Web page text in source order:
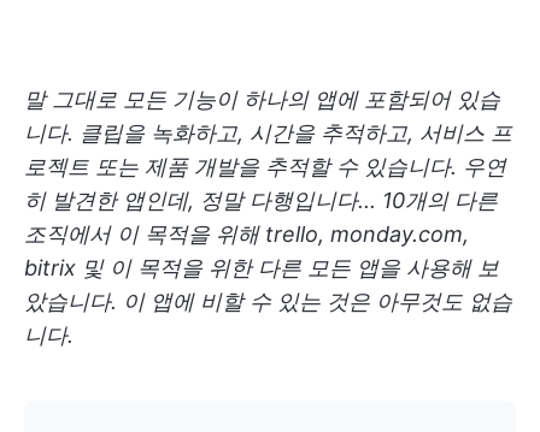
말 그대로 모든 기능이 하나의 앱에 포함되어 있습
니다. 클립을 녹화하고, 시간을 추적하고, 서비스 프
로젝트 또는 제품 개발을 추적할 수 있습니다. 우연
히 발견한 앱인데, 정말 다행입니다... 10개의 다른
조직에서 이 목적을 위해 trello, monday.com,
bitrix 및 이 목적을 위한 다른 모든 앱을 사용해 보
았습니다. 이 앱에 비할 수 있는 것은 아무것도 없습
니다.